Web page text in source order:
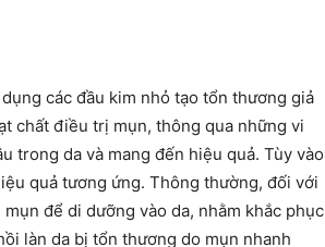
các đầu kim nhỏ tạo tổn thương giả
chất điều trị mụn, thông qua những vi
trong da và mang đến hiệu quả. Tùy vào
quả tương ứng. Thông thường, đối với
để di dưỡng vào da, nhằm khắc phục
làn da bị tổn thương do mụn nhanh